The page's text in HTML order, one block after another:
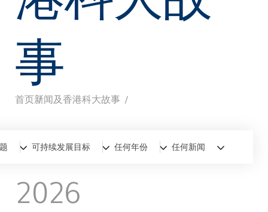
事
面
包
屑
首页新闻及香港科大故事
全部新闻香港科大故事
可持续发展目标 任何年份 任何新闻
2026